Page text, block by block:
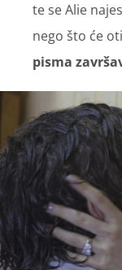
te se Alie
nego što će
pisma